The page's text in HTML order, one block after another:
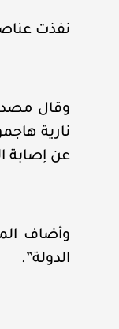
نفذت
وقال
نارية
عن إصابة
الدولة”.